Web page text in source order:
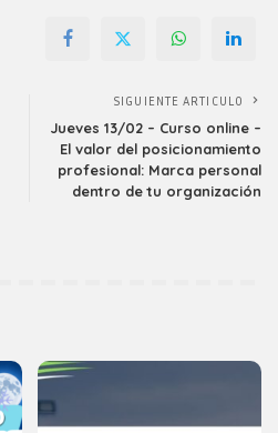
SIGUIENTE ARTICULO
Jueves 13/02 – Curso online –
El valor del posicionamiento
profesional: Marca personal
dentro de tu organización